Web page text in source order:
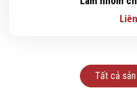
Tất cả